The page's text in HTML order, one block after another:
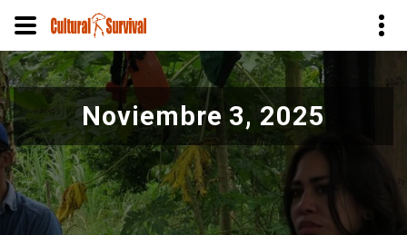
Pasar
al
contenido
principal
Noviembre 3, 2025